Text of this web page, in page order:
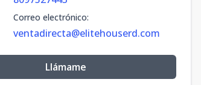
Correo electrónico:
ventadirecta@elitehouserd.com
Llámame